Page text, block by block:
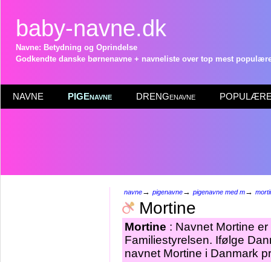
baby-navne.dk
Navne: Betydning og Oprindelse
Godkendte danske børnenavne + navneliste over top mest
NAVNE PIGEnavne DRENGenavne POPULÆRE
navne→ pigenavne→ pigenavne med m→
Mortine
Mortine : Navnet Mortine
Familiestyrelsen. Ifølge
navnet Mortine i Danmark